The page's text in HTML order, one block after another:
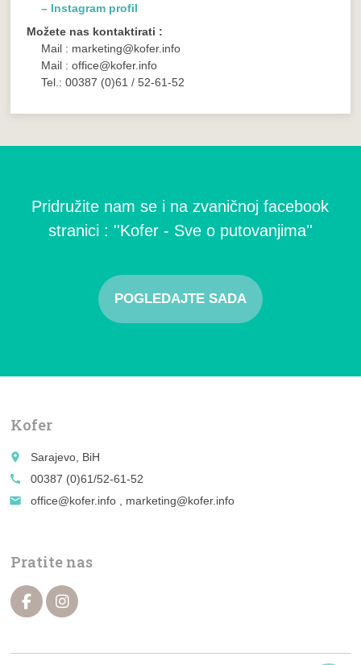
– Instagram profil
Možete nas kontaktirati :
Mail : marketing@kofer.info
Mail : office@kofer.info
Tel.: 00387 (0)61 / 52-61-52
Pridružite nam se i na zvaničnoj facebook
stranici : ''Kofer - Sve o putovanjima''
POGLEDAJTE SADA
Kofer
place
Sarajevo, BiH
call
00387 (0)61/52-61-52
email
office@kofer.info , marketing@kofer.info
Pratite nas